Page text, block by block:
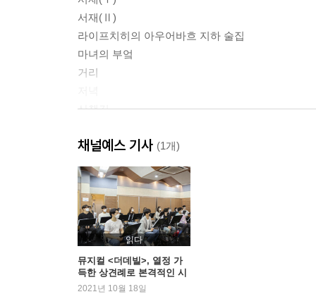
서재(Ⅱ)
라이프치히의 아우어바흐 지하 술집
마녀의 부엌
거리
산책길
거리
정원
정자
숲과 동굴
그레트헨의 방
마르테의 정원
우물가에서
성벽의 안쪽 길
밤
채널예스 기사 (1개)
읽다
뮤지컬 <더데빌>, 열정 가
득한 상견례로 본격적인 시
작 알려
2021년 10월 18일